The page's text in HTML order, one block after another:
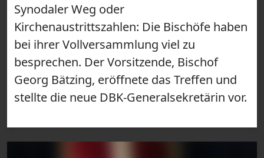
Synodaler Weg oder
Kirchenaustrittszahlen: Die Bischöfe haben
bei ihrer Vollversammlung viel zu
besprechen. Der Vorsitzende, Bischof
Georg Bätzing, eröffnete das Treffen und
stellte die neue DBK-Generalsekretärin vor.